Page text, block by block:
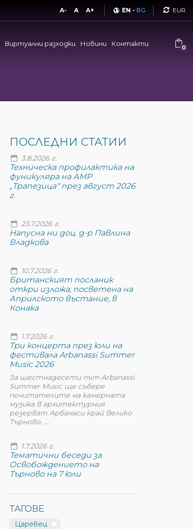
A- A A+ EN - BG
Виртуални разходки Новини Контакти 0
ПОСЛЕДНИ СТАТИИ
3.8.2026 г.
Техническа профилактика на
фуникуляра на АМР
„Трапезица“ през август 2026
г.
23.7.2026 г.
Напусна ни доц. д-р Павлина
Владкова
10.7.2026 г.
Британският посланик
откри изложа, посветена на
Априлското въстание, в
Конака
1.7.2026 г.
Три концерта през юли на
фестивала Arbanassi Summer
Music 2026
За шестнадесети път Arbanassi
Summer Music ще събере
почитателите на камерната
музика в архитектурния
резерват Арбанаси край Велико
Търново. ...
1.7.2026 г.
Тематични беседи за
Освобождението на
Търново на 7 юли
ТАГОВЕ
Царевец